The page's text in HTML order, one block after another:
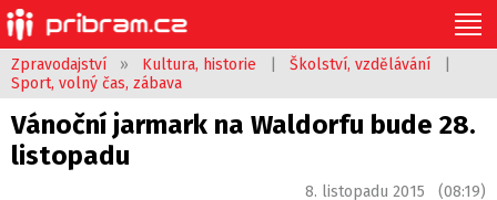
Zpravodajství » Kultura, historie Školství, vzdělávání
Sport, volný čas, zábava
Vánoční jarmark na Waldorfu bude 28.
listopadu
8. listopadu 2015 (08:19)